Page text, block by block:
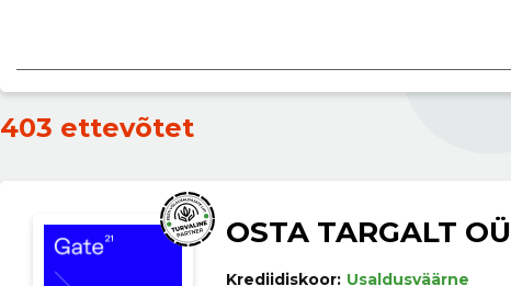
403 ettevõtet
OSTA TARGALT OÜ
Krediidiskoor: Usaldusväärne